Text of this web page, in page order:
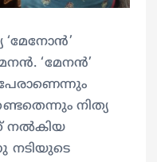
‘മേനോൻ’
‘മേനൻ’
നിത്യ
നൽകിയ